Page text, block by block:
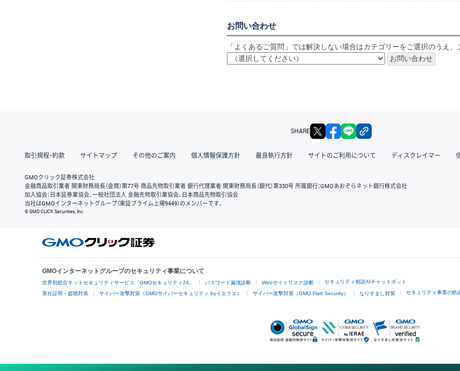
お問い合わせ
「よくあるご質問」では解決しない場合はカテゴリーをご選択のうえ、
SHARE X facebook
取引規程・約款 サイトマップ その他のご案内 個人情報保護方針 最良執行方針 サイトのご利用について ディスクレイマー
GMOクリック証券株式会社
金融商品取引業者 関東財務局長（金商）第77号 商品先物取引業者 銀行代理業者 関東財務局長（銀代）第330号 所属銀行：GMOあおぞらネット銀行株式会社
加入協会：日本証券業協会、一般社団法人 金融先物取引業協会、日本商品先物取引協会
当社はGMOインターネットグループ（東証プライム上場9449）のメンバーです。
© GMO CLICK Securities, Inc.
GMOインターネットグループのセキュリティ事業について
世界初総合ネットセキュリティサービス「GMOセキュリティ24」 パスワード漏洩診断 Webサイトリスク診断 セキュリティ相談AIチャットボット
実在証明・盗聴対策 サイバー攻撃対策（GMOサイバーセキュリティ byイエラエ） サイバー攻撃対策（GMO Flatt Security） なりすまし対策 セキュリティ事業の軌